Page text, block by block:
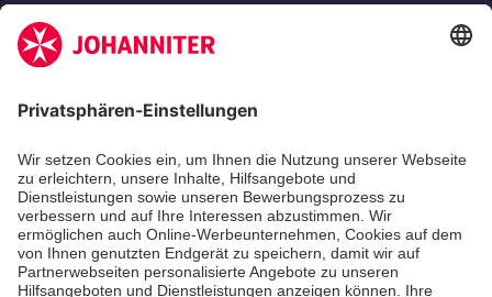
Erste-Hilfe-Kurse
Jobs
Ehrenamt
Freiwilligendienst